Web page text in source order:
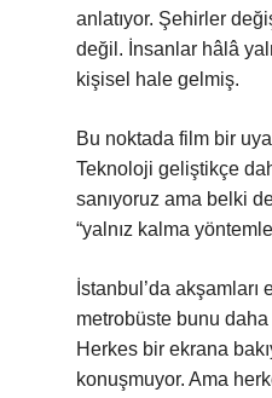
anlatıyor. Şehirler
değil. İnsanlar hâlâ
kişisel hale gelmiş.
Bu noktada film bir
Teknoloji geliştikçe
sanıyoruz ama belki
“yalnız kalma
İstanbul’da akşamları
metrobüste bunu
Herkes bir ekrana
konuşmuyor. Ama